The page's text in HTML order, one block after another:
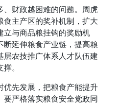
、财政越困难的问题。周虎
主产区的奖补机制，扩大
立与商品粮挂钩的奖励机
延伸粮食产业链，提高粮
农技推广体系人才队伍建
。
优先发展，把粮食产能提升
严格落实粮食安全党政同